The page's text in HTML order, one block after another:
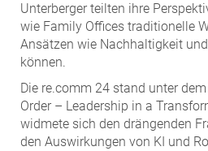
Unterberger teilten ihre
wie Family Offices traditionelle
Ansätzen wie Nachhaltigkeit
können.
Die re.comm 24 stand unter
Order – Leadership in a
widmete sich den drängenden
den Auswirkungen von KI und